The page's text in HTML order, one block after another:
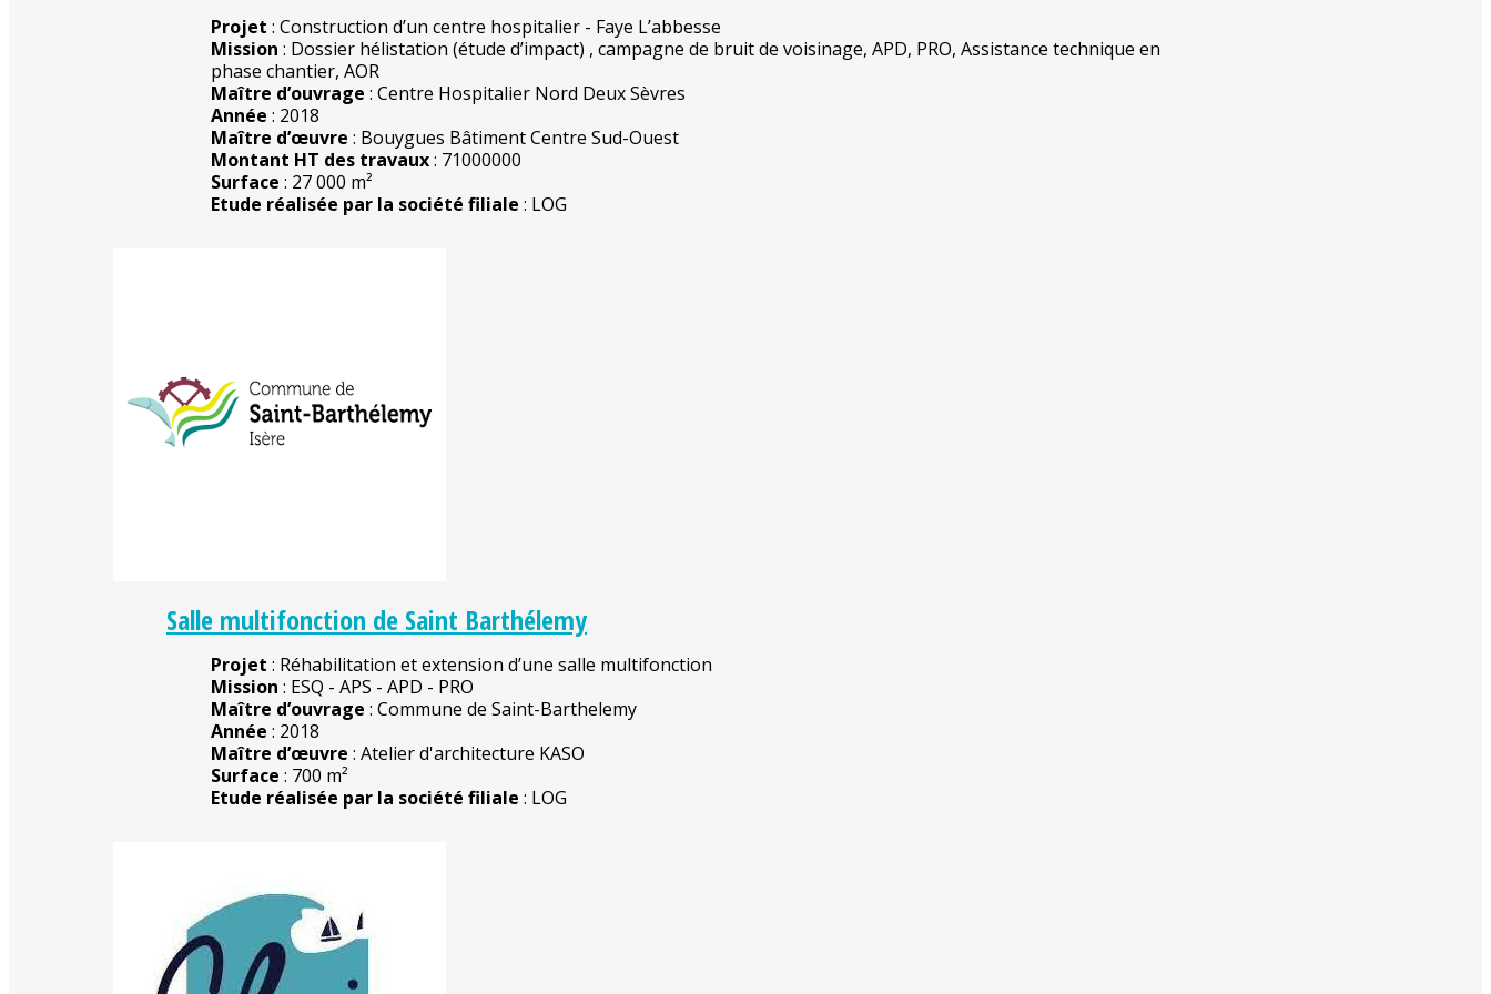
Projet : Construction d’un centre hospitalier - Faye L’abbesse
Mission : Dossier hélistation (étude d’impact) , campagne de bruit de voisinage, APD, PRO, Assistance technique en
phase chantier, AOR
Maître d’ouvrage : Centre Hospitalier Nord Deux Sèvres
Année : 2018
Maître d’œuvre : Bouygues Bâtiment Centre Sud-Ouest
Montant HT des travaux: 71000000
Surface : 27 000 m²
Etude réalisée par la société filiale : LOG
Salle multifonction de Saint Barthélemy
Projet : Réhabilitation et extension d’une salle multifonction
Mission : ESQ - APS - APD - PRO
Maître d’ouvrage : Commune de Saint-Barthelemy
Année : 2018
Maître d’œuvre : Atelier d'architecture KASO
Surface : 700 m²
Etude réalisée par la société filiale : LOG